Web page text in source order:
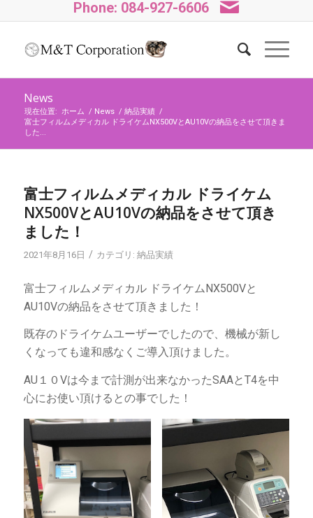
Phone: 084-927-6606
News
現在位置: ホーム / News / 納品実績 /
富士フィルムメディカル ドライケムNX500VとAU10Vの納品をさせて頂きま
した...
富士フィルムメディカル ドライケム
NX500VとAU10Vの納品をさせて頂き
ました！
2021年8月16日 / カテゴリ: 納品実績
富士フィルムメディカル ドライケムNX500Vと
AU10Vの納品をさせて頂きました！
既存のドライケムユーザーでしたので、機械が新し
くなっても違和感なくご導入頂けました。
AU１０Vは今まで計測が出来なかったSAAとT4を中
心にお使い頂けるとの事でした！